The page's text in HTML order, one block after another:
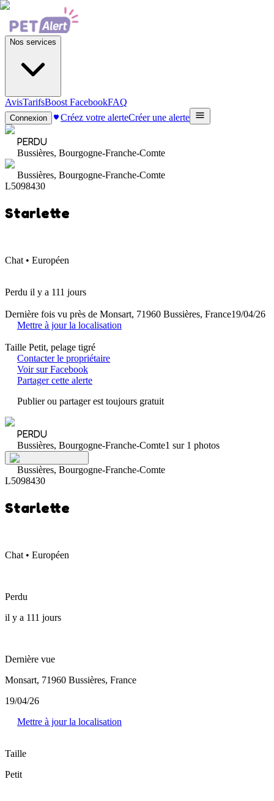
Nos services
AvisTarifsBoost FacebookFAQ
Connexion Créez votre alerteCréer une alerte
PERDU
Bussières, Bourgogne-Franche-Comte
Bussières, Bourgogne-Franche-Comte
L5098430
Starlette
Chat • Européen
Perdu il y a 111 jours
Dernière fois vu près de Monsart, 71960 Bussières, France19/04/26
Mettre à jour la localisation
Taille Petit, pelage tigré
Contacter le propriétaire
Voir sur Facebook
Partager cette alerte
Publier ou partager est toujours gratuit
PERDU
Bussières, Bourgogne-Franche-Comte1 sur 1 photos
Bussières, Bourgogne-Franche-Comte
L5098430
Starlette
Chat • Européen
Perdu
il y a 111 jours
Dernière vue
Monsart, 71960 Bussières, France
19/04/26
Mettre à jour la localisation
Taille
Petit